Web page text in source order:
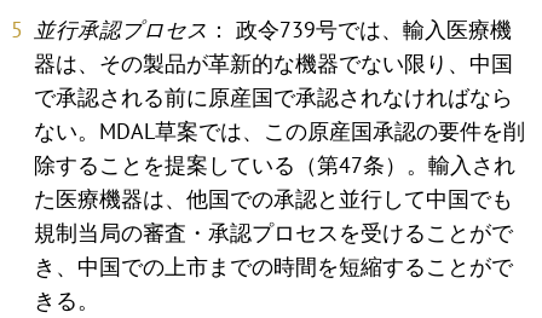
並行承認プロセス ： 政令739号では、輸入医療機
器は、その製品が革新的な機器でない限り、中国
で承認される前に原産国で承認されなければなら
ない。MDAL草案では、この原産国承認の要件を削
除することを提案している（第47条）。輸入され
た医療機器は、他国での承認と並行して中国でも
規制当局の審査・承認プロセスを受けることがで
き、中国での上市までの時間を短縮することがで
きる。